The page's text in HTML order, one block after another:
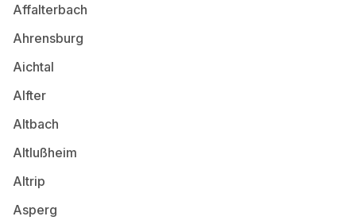
Affalterbach
Ahrensburg
Aichtal
Alfter
Altbach
Altlußheim
Altrip
Asperg